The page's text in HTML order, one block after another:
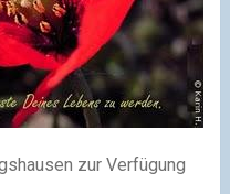
zur Verfügung